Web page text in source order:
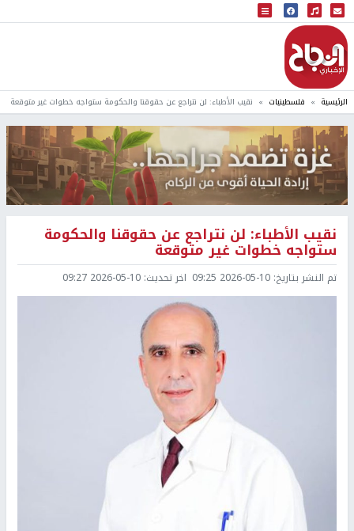
البث المباشر
إذاعة النجاح
الرئيسية فلسطينيات نقيب الأطباء: لن نتراجع عن حقوقنا والحكومة ستواجه خطوات غير متوقعة
نقيب الأطباء: لن نتراجع عن حقوقنا والحكومة
ستواجه خطوات غير متوقعة
تم النشر بتاريخ: 2026-05-10 09:25 اخر تحديث: 2026-05-10 09:27